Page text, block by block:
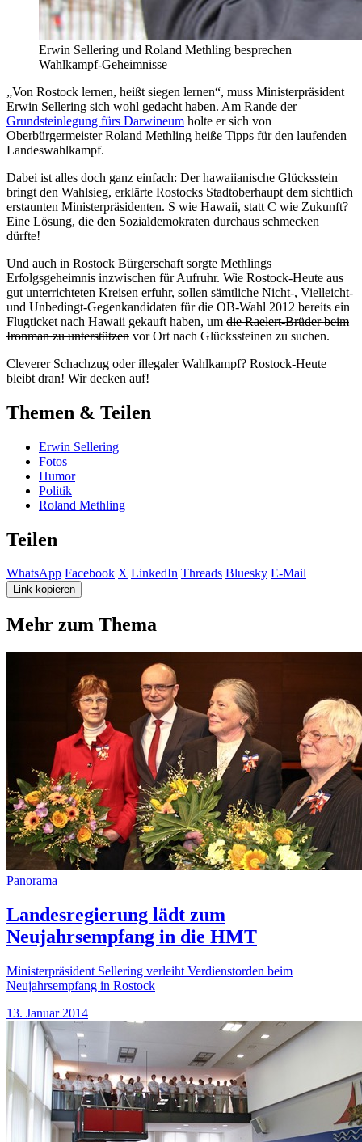
Erwin Sellering und Roland Methling besprechen
Wahlkampf-Geheimnisse
„Von Rostock lernen, heißt siegen lernen“, muss Ministerpräsident
Erwin Sellering sich wohl gedacht haben. Am Rande der
Grundsteinlegung fürs Darwineum holte er sich von
Oberbürgermeister Roland Methling heiße Tipps für den laufenden
Landeswahlkampf.
Dabei ist alles doch ganz einfach: Der hawaiianische Glücksstein
bringt den Wahlsieg, erklärte Rostocks Stadtoberhaupt dem sichtlich
erstaunten Ministerpräsidenten. S wie Hawaii, statt C wie Zukunft?
Eine Lösung, die den Sozialdemokraten durchaus schmecken
dürfte!
Und auch in Rostock Bürgerschaft sorgte Methlings
Erfolgsgeheimnis inzwischen für Aufruhr. Wie Rostock-Heute aus
gut unterrichteten Kreisen erfuhr, sollen sämtliche Nicht-, Vielleicht-
und Unbedingt-Gegenkandidaten für die OB-Wahl 2012 bereits ein
Flugticket nach Hawaii gekauft haben, um die Raelert-Brüder beim
Ironman zu unterstützen vor Ort nach Glückssteinen zu suchen.
Cleverer Schachzug oder illegaler Wahlkampf? Rostock-Heute
bleibt dran! Wir decken auf!
Themen & Teilen
Erwin Sellering
Fotos
Humor
Politik
Roland Methling
Teilen
WhatsApp Facebook X LinkedIn Threads Bluesky E-Mail
Link kopieren
Mehr zum Thema
Panorama
Landesregierung lädt zum
Neujahrsempfang in die HMT
Ministerpräsident Sellering verleiht Verdienstorden beim
Neujahrsempfang in Rostock
13. Januar 2014